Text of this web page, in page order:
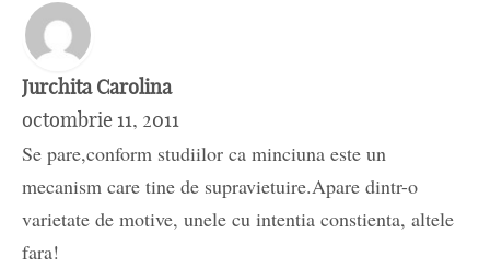
Jurchita Carolina
octombrie 11, 2011
Se pare,conform studiilor ca minciuna este un
mecanism care tine de supravietuire.Apare dintr-o
varietate de motive, unele cu intentia constienta, altele
fara!